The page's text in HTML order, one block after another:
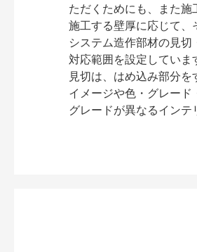
ただくためにも、また施
施工する壁厚に応じて、
システム造作部材の見
対応範囲を設定していま
見切は、はめ込み部分
イメージや色・グレード
グレードが異なるインテ